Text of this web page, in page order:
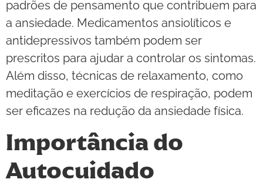
padrões de pensamento que contribuem para
a ansiedade. Medicamentos ansiolíticos e
antidepressivos também podem ser
prescritos para ajudar a controlar os sintomas.
Além disso, técnicas de relaxamento, como
meditação e exercícios de respiração, podem
ser eficazes na redução da ansiedade física.
Importância do
Autocuidado